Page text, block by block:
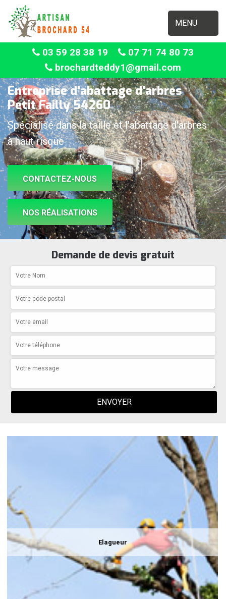
MENU
03 59 28 38 19
07 71 74 80 73
brochardteddy1@gmail.com
Entreprise d'abattage d'arbres
Petit Failly 54260
Spécialisé dans la taille et l'abattage d'arbres
à haut risque
CONTACTEZ-NOUS
NOS RÉALISATIONS
Demande de devis gratuit
Elagueur